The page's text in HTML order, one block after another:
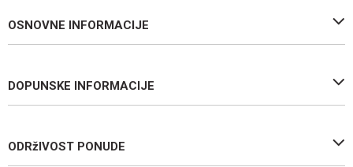
OSNOVNE INFORMACIJE
DOPUNSKE INFORMACIJE
ODRžIVOST PONUDE